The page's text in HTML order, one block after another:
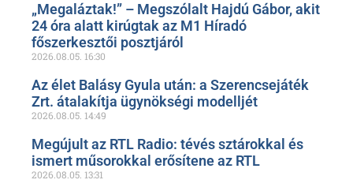
„Megaláztak!” – Megszólalt Hajdú Gábor, akit
24 óra alatt kirúgtak az M1 Híradó
főszerkesztői posztjáról
2026.08.05. 16:30
Az élet Balásy Gyula után: a Szerencsejáték
Zrt. átalakítja ügynökségi modelljét
2026.08.05. 14:49
Megújult az RTL Radio: tévés sztárokkal és
ismert műsorokkal erősítene az RTL
2026.08.05. 13:31